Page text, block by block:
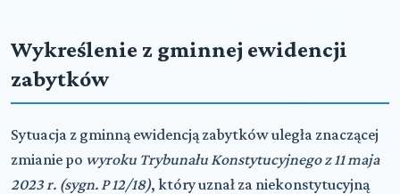
Wykreślenie z gminnej ewidencji
zabytków
Sytuacja z gminną ewidencją zabytków uległa znaczącej
zmianie po wyroku Trybunału Konstytucyjnego z 11 maja
2023 r. (sygn. P 12/18), który uznał za niekonstytucyjną